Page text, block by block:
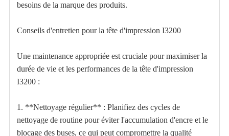
besoins de la marque des produits.
Conseils d'entretien pour la tête d'impression I3200
Une maintenance appropriée est cruciale pour maximiser la
durée de vie et les performances de la tête d'impression
I3200 :
1. **Nettoyage régulier** : Planifiez des cycles de
nettoyage de routine pour éviter l'accumulation d'encre et le
blocage des buses, ce qui peut compromettre la qualité